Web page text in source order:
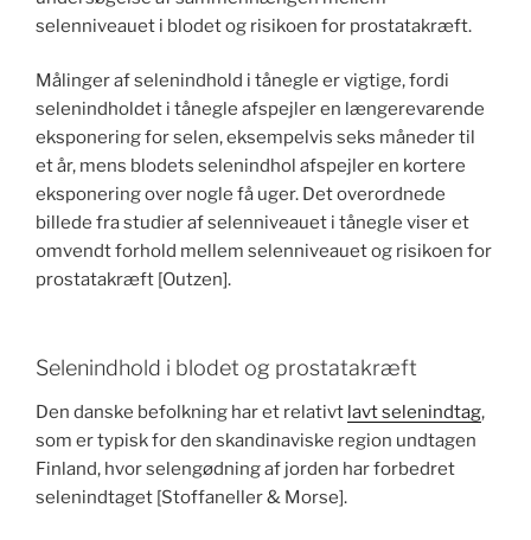
selenniveauet i blodet og risikoen for prostatakræft.
Målinger af selenindhold i tånegle er vigtige, fordi
selenindholdet i tånegle afspejler en længerevarende
eksponering for selen, eksempelvis seks måneder til
et år, mens blodets selenindhol afspejler en kortere
eksponering over nogle få uger. Det overordnede
billede fra studier af selenniveauet i tånegle viser et
omvendt forhold mellem selenniveauet og risikoen for
prostatakræft [Outzen].
Selenindhold i blodet og prostatakræft
Den danske befolkning har et relativt lavt selenindtag,
som er typisk for den skandinaviske region undtagen
Finland, hvor selengødning af jorden har forbedret
selenindtaget [Stoffaneller & Morse].